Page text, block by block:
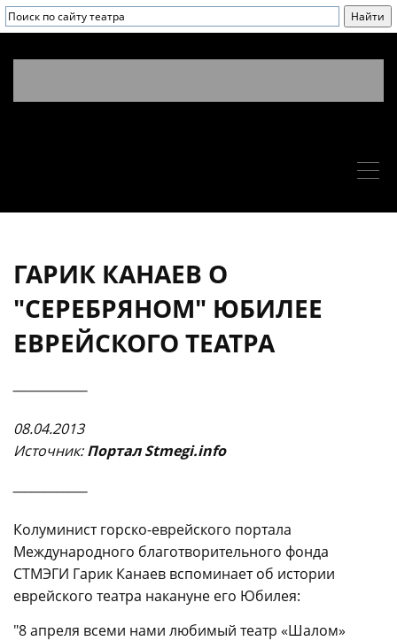
ГАРИК КАНАЕВ О
"СЕРЕБРЯНОМ" ЮБИЛЕЕ
ЕВРЕЙСКОГО ТЕАТРА
08.04.2013
Источник:Портал Stmegi.info
Колуминист горско-еврейского портала
Международного благотворительного фонда
СТМЭГИ Гарик Канаев вспоминает об истории
еврейского театра накануне его Юбилея:
"8 апреля всеми нами любимый театр «Шалом»